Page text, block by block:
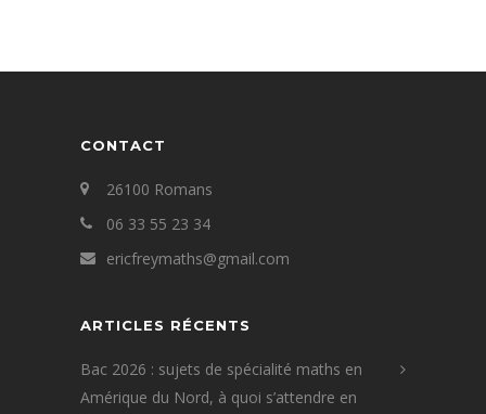
CONTACT
26100 Romans
06 33 55 23 34
ericfreymaths@gmail.com
ARTICLES RÉCENTS
Bac 2026 : sujets de spécialité maths en
Amérique du Nord, à quoi s’attendre en